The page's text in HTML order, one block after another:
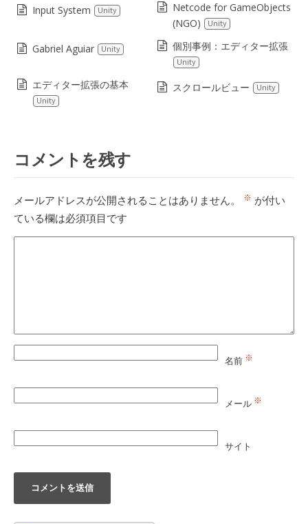
Input System Unity
Netcode for GameObjects
(NGO)
Unity
Gabriel Aguiar Unity 個別事例：エディター拡張
Unity
エディター拡張の基本
Unity
スクロールビュー Unity
コメントを残す
メールアドレスが公開されることはありません。 ※ が付い
ている欄は必須項目です
名前 ※
メール ※
サイト